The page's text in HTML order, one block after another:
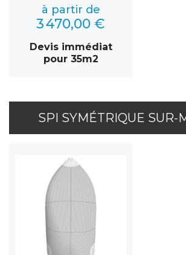
à partir de
3 470,00 €
Devis immédiat
pour 35m2
SPI SYMÉTRIQUE SUR-